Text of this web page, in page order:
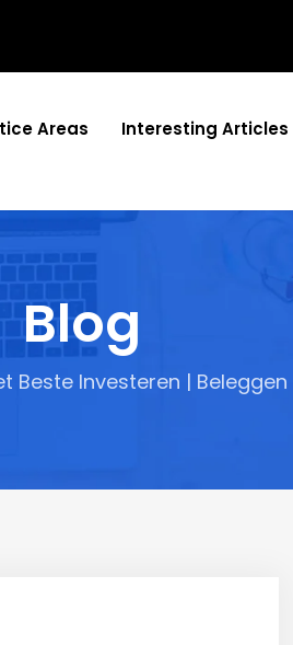
Areas Interesting Articles
Blog
Beste Investeren |